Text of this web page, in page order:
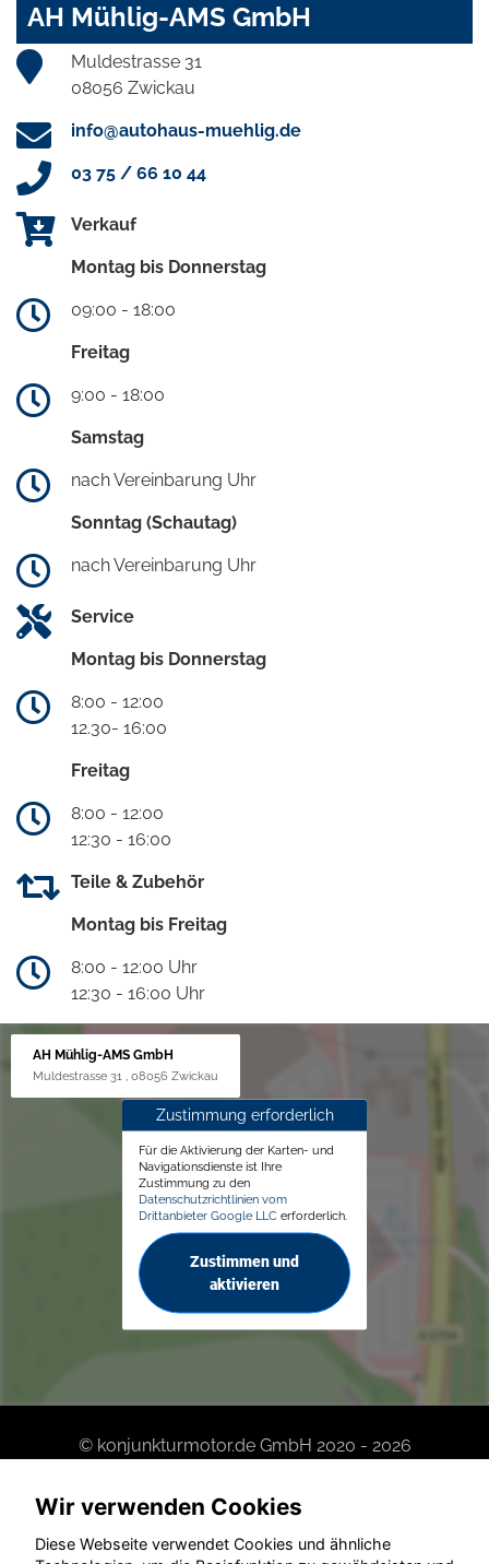
AH Mühlig-AMS GmbH
Muldestrasse 31
08056 Zwickau
info@autohaus-muehlig.de
03 75 / 66 10 44
Verkauf
Montag bis Donnerstag
09:00 - 18:00
Freitag
9:00 - 18:00
Samstag
nach Vereinbarung Uhr
Sonntag (Schautag)
nach Vereinbarung Uhr
Service
Montag bis Donnerstag
8:00 - 12:00
12.30- 16:00
Freitag
8:00 - 12:00
12:30 - 16:00
Teile & Zubehör
Montag bis Freitag
8:00 - 12:00 Uhr
12:30 - 16:00 Uhr
AH Mühlig-AMS GmbH
Muldestrasse 31 , 08056 Zwickau
Zustimmung erforderlich
Für die Aktivierung der Karten- und
Navigationsdienste ist Ihre
Zustimmung zu den
Datenschutzrichtlinien vom
Drittanbieter Google LLC erforderlich.
Zustimmen und
aktivieren
© konjunkturmotor.de GmbH 2020 - 2026
Wir verwenden Cookies
Diese Webseite verwendet Cookies und ähnliche